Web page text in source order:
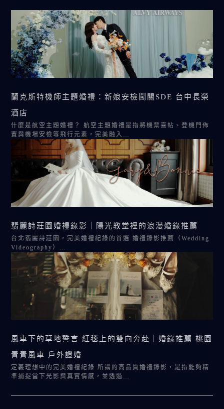
蘭克斯特機師主題婚禮：新娘安檢闖關SDE 台中長榮
酒店
什麼是航空主題婚禮？ 航空主題婚禮是指將機票喜帖、登機門佈
置與機場安檢等飛行元素，完美融入…
翡麗詩莊園婚禮錄影｜陽光教堂裡的浪漫婚錄推薦
台北翡麗詩莊園，完美婚禮紀錄的首選 婚禮錄影推薦（Wedding
Videography）…
風車下的草地誓言 紅毯上的雙向奔赴｜婚錄推薦 桃園
青青風車 戶外證婚
定義理想中的完美婚禮紀錄 所謂的高品質婚禮錄影，是指能夠精
準捕捉當下光影與真實情感，並透過…